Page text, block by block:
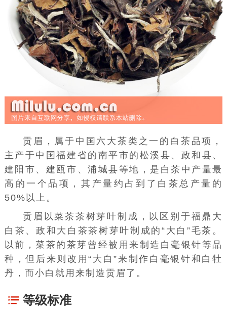
贡眉，属于 中国六大茶类 之一的 白茶 品项，
主产于中国福建 省的 南平市的 松溪县 、 政和县 、
建阳市 、 建瓯市、浦城县等地，是白茶中产量最
高的一个品项，其产量约占到了白茶总产量 的
50%以上。
贡眉以菜茶茶树芽叶制成，以区别于福鼎大
白茶 、 政和大白茶茶树芽叶制成的“大白”毛茶 。
以前，菜茶的 茶芽 曾经被用来制造 白毫银针等品
种，但后来则改用“大白”来制作白毫银针和 白牡
丹 ，而小白就用来制造贡眉了。
等级标准